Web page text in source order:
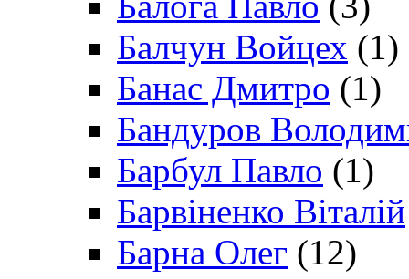
Балчун Войцех (1)
Банас Дмитро (1)
Бандуров
Барбул Павло (1)
Барвіненко Віталій
Барна Олег (12)